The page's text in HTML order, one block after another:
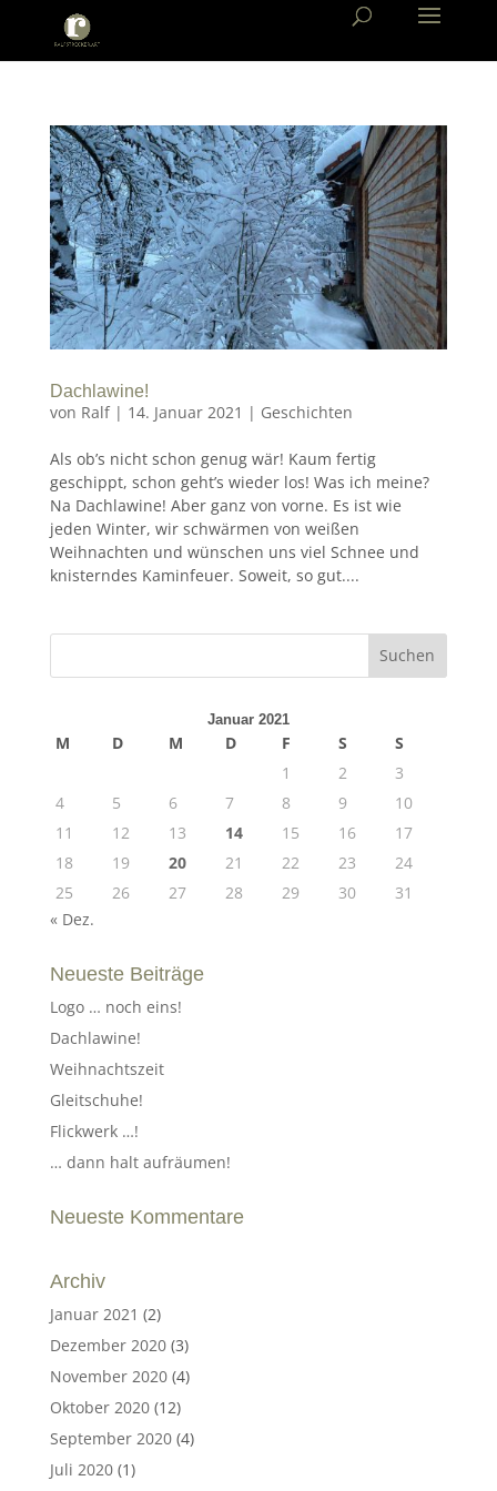
Dachlawine!
von Ralf| 14. Januar 2021 | Geschichten
Als ob’s nicht schon genug wär! Kaum fertig
geschippt, schon geht’s wieder los! Was ich meine?
Na Dachlawine! Aber ganz von vorne. Es ist wie
jeden Winter, wir schwärmen von weißen
Weihnachten und wünschen uns viel Schnee und
knisterndes Kaminfeuer. Soweit, so gut....
Januar 2021
M D M D F S
S
1
2
3
4
5 6 7 8 9
10
11
12 13 14 15 16
17
18
19 20 21 22 23
24
25
26 27 28 29 30
31
« Dez.
Neueste Beiträge
Logo … noch eins!
Dachlawine!
Weihnachtszeit
Gleitschuhe!
Flickwerk …!
… dann halt aufräumen!
Neueste Kommentare
Archiv
Januar 2021 (2)
Dezember 2020(3)
November 2020(4)
Oktober 2020(12)
September 2020(4)
Juli 2020(1)